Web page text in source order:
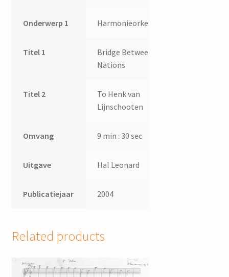
Onderwerp 1 Harmonieorkest
Titel 1
Bridge Between
Nations
Titel 2
To Henk van
Lijnschooten
Omvang 9 min : 30 sec
Uitgave Hal Leonard
Publicatiejaar 2004
Related products